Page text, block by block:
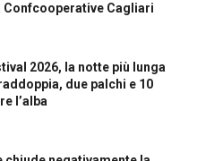
Confcooperative Cagliari
2026, la notte più lunga
due palchi e 10
l’alba